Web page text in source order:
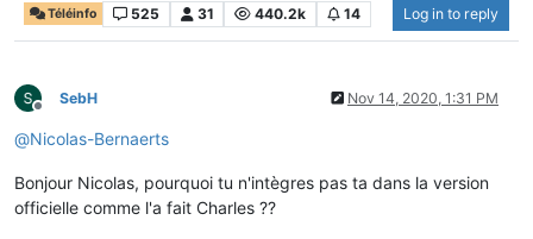
Téléinfo 525 31 440.2k 14 Log in to reply
Offline
SebH Nov 14, 2020, 1:31 PM
@Nicolas-Bernaerts
Bonjour Nicolas, pourquoi tu n'intègres pas ta dans la version
officielle comme l'a fait Charles ??